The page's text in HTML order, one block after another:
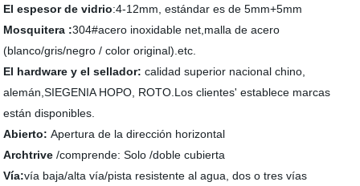
El espesor de vidrio:4-12mm, estándar es de 5mm+5mm
Mosquitera :304#acero inoxidable net,malla de acero
(blanco/gris/negro / color original).etc.
El hardware y el sellador: calidad superior nacional chino,
alemán,SIEGENIA HOPO, ROTO.Los clientes' establece marcas
están disponibles.
Abierto: Apertura de la dirección horizontal
Archtrive /comprende: Solo /doble cubierta
Vía:vía baja/alta vía/pista resistente al agua, dos o tres vías